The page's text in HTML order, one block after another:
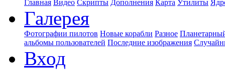
Главная Видео Скрипты Дополнения Карта Утилиты
Галерея
Фотографии пилотов Новые корабли Разное
альбомы пользователей Последние изображения
Вход